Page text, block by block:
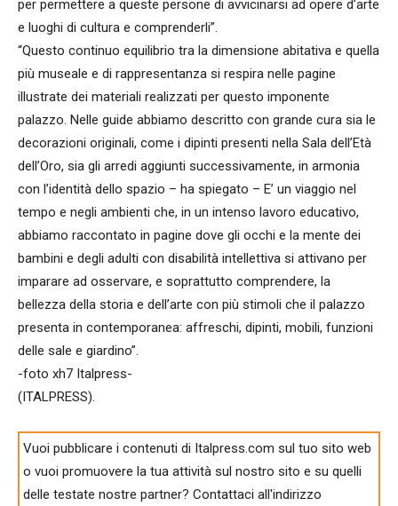
per permettere a queste persone di avvicinarsi ad opere d’arte
e luoghi di cultura e comprenderli”.
“Questo continuo equilibrio tra la dimensione abitativa e quella
più museale e di rappresentanza si respira nelle pagine
illustrate dei materiali realizzati per questo imponente
palazzo. Nelle guide abbiamo descritto con grande cura sia le
decorazioni originali, come i dipinti presenti nella Sala dell’Età
dell’Oro, sia gli arredi aggiunti successivamente, in armonia
con l’identità dello spazio – ha spiegato – E’ un viaggio nel
tempo e negli ambienti che, in un intenso lavoro educativo,
abbiamo raccontato in pagine dove gli occhi e la mente dei
bambini e degli adulti con disabilità intellettiva si attivano per
imparare ad osservare, e soprattutto comprendere, la
bellezza della storia e dell’arte con più stimoli che il palazzo
presenta in contemporanea: affreschi, dipinti, mobili, funzioni
delle sale e giardino”.
-foto xh7 Italpress-
(ITALPRESS).
Vuoi pubblicare i contenuti di Italpress.com sul tuo sito web
o vuoi promuovere la tua attività sul nostro sito e su quelli
delle testate nostre partner? Contattaci all'indirizzo